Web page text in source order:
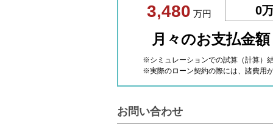
3,480 万円 0
月々のお支払金
※シミュレーションでの試算（計算）
※実際のローン契約の際には、諸費用
お問い合わせ